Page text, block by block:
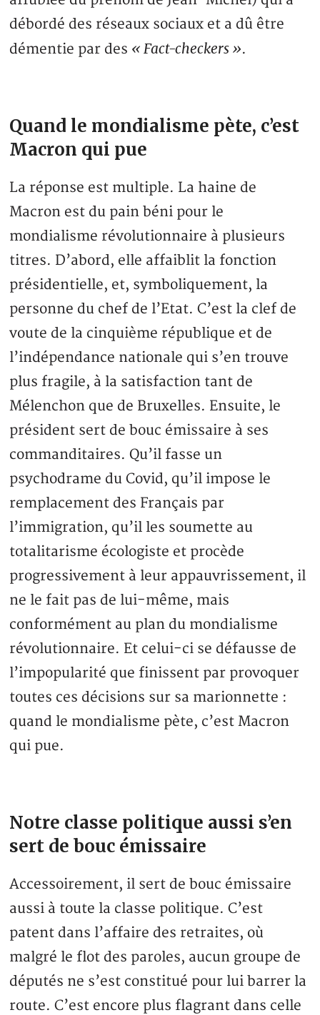
débordé des réseaux sociaux et a dû être
démentie par des « Fact-checkers ».
Quand le mondialisme pète, c’est
Macron qui pue
La réponse est multiple. La haine de
Macron est du pain béni pour le
mondialisme révolutionnaire à plusieurs
titres. D’abord, elle affaiblit la fonction
présidentielle, et, symboliquement, la
personne du chef de l’Etat. C’est la clef de
voute de la cinquième république et de
l’indépendance nationale qui s’en trouve
plus fragile, à la satisfaction tant de
Mélenchon que de Bruxelles. Ensuite, le
président sert de bouc émissaire à ses
commanditaires. Qu’il fasse un
psychodrame du Covid, qu’il impose le
remplacement des Français par
l’immigration, qu’il les soumette au
totalitarisme écologiste et procède
progressivement à leur appauvrissement, il
ne le fait pas de lui-même, mais
conformément au plan du mondialisme
révolutionnaire. Et celui-ci se défausse de
l’impopularité que finissent par provoquer
toutes ces décisions sur sa marionnette :
quand le mondialisme pète, c’est Macron
qui pue.
Notre classe politique aussi s’en
sert de bouc émissaire
Accessoirement, il sert de bouc émissaire
aussi à toute la classe politique. C’est
patent dans l’affaire des retraites, où
malgré le flot des paroles, aucun groupe de
députés ne s’est constitué pour lui barrer la
route. C’est encore plus flagrant dans celle